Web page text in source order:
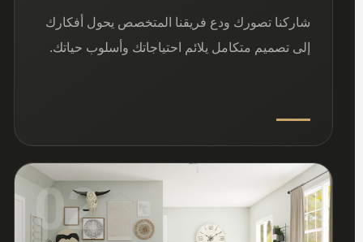
شاركنا تصورك ودع فريقنا المتخصص يحول أفكارك
إلى تصميم متكامل يلائم احتياجاتك وأسلوب حياتك.
02